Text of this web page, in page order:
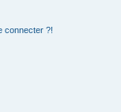
connecter ?!